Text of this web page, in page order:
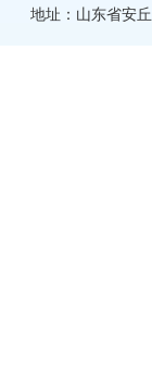
地址：山东省安